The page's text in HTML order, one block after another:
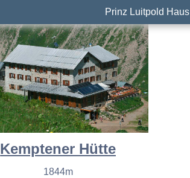
Prinz Luitpold Haus
Kemptener Hütte
1844m